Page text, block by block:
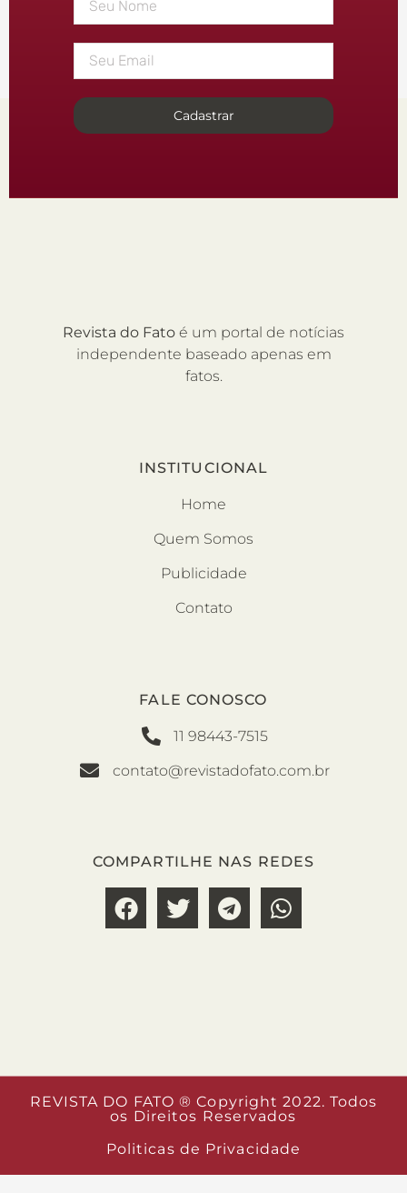
Cadastrar
Revista do Fato é um portal de notícias
independente baseado apenas em
fatos.
INSTITUCIONAL
Home
Quem Somos
Publicidade
Contato
FALE CONOSCO
11 98443-7515
contato@revistadofato.com.br
COMPARTILHE NAS REDES
REVISTA DO FATO ® Copyright 2022. Todos
os Direitos Reservados
Politicas de Privacidade